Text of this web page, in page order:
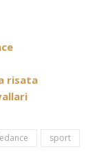
risata
sport